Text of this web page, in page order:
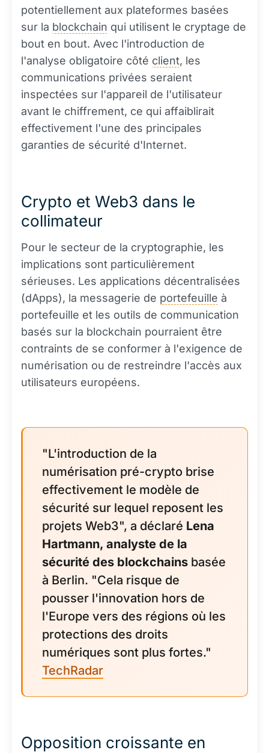
potentiellement aux plateformes basées
sur la blockchain qui utilisent le cryptage de
bout en bout. Avec l'introduction de
l'analyse obligatoire côté client, les
communications privées seraient
inspectées sur l'appareil de l'utilisateur
avant le chiffrement, ce qui affaiblirait
effectivement l'une des principales
garanties de sécurité d'Internet.
Crypto et Web3 dans le
collimateur
Pour le secteur de la cryptographie, les
implications sont particulièrement
sérieuses. Les applications décentralisées
(dApps), la messagerie de portefeuille à
portefeuille et les outils de communication
basés sur la blockchain pourraient être
contraints de se conformer à l'exigence de
numérisation ou de restreindre l'accès aux
utilisateurs européens.
"L'introduction de la
numérisation pré-crypto brise
effectivement le modèle de
sécurité sur lequel reposent les
projets Web3", a déclaré Lena
Hartmann, analyste de la
sécurité des blockchains basée
à Berlin. "Cela risque de
pousser l'innovation hors de
l'Europe vers des régions où les
protections des droits
numériques sont plus fortes."
TechRadar
Opposition croissante en